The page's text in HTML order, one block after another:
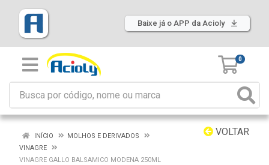
Baixe já o APP da Acioly
0
VOLTAR
INÍCIO
MOLHOS E DERIVADOS
VINAGRE
VINAGRE GALLO BALSAMICO MODENA 250ML